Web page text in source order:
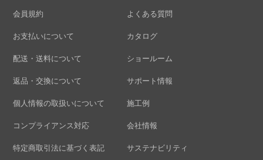
会員規約
お支払いについて
配送・送料について
返品・交換について
個人情報の取扱いについて
コンプライアンス対応
特定商取引法に基づく表記
よくある質問
カタログ
ショールーム
サポート情報
施工例
会社情報
サステナビリティ